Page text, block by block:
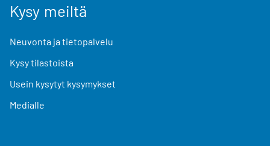
Kysy meiltä
Neuvonta ja tietopalvelu
Kysy tilastoista
Usein kysytyt kysymykset
Medialle